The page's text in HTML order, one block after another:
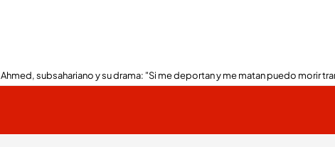
Ahmed, subsahariano y su drama: "Si me deportan y me matan puedo morir